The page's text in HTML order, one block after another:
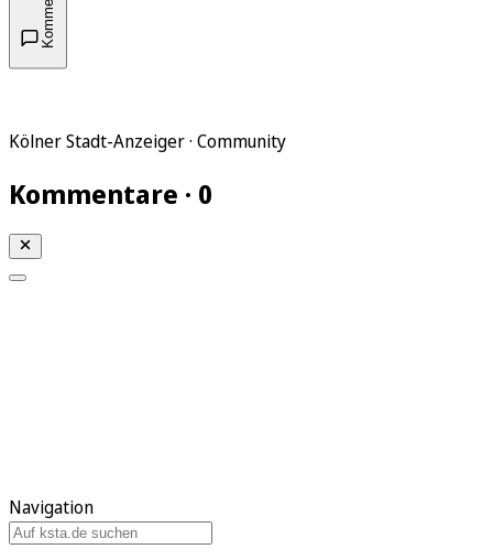
Kölner Stadt-Anzeiger · Community
Kommentare · 0
Navigation